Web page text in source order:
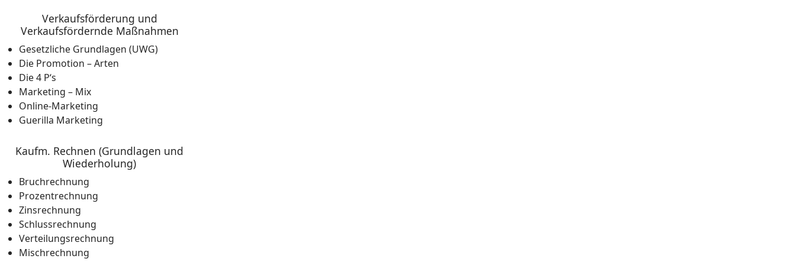
Verkaufsförderung und
Verkaufsfördernde Maßnahmen
Gesetzliche Grundlagen (UWG)
Die Promotion – Arten
Die 4 P‘s
Marketing – Mix
Online-Marketing
Guerilla Marketing
Kaufm. Rechnen (Grundlagen und
Wiederholung)
Bruchrechnung
Prozentrechnung
Zinsrechnung
Schlussrechnung
Verteilungsrechnung
Mischrechnung